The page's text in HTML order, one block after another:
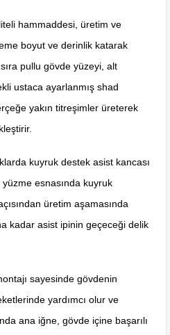
hammaddesi, üretim ve
boyut ve derinlik katarak
pullu gövde yüzeyi, alt
ustaca ayarlanmış shad
yakın titreşimler üreterek
kuyruk destek asist kancası
yüzme esnasında kuyruk
üretim aşamasında
kadar asist ipinin geçeceği delik
sayesinde gövdenin
yardımcı olur ve
ana iğne, gövde içine başarılı